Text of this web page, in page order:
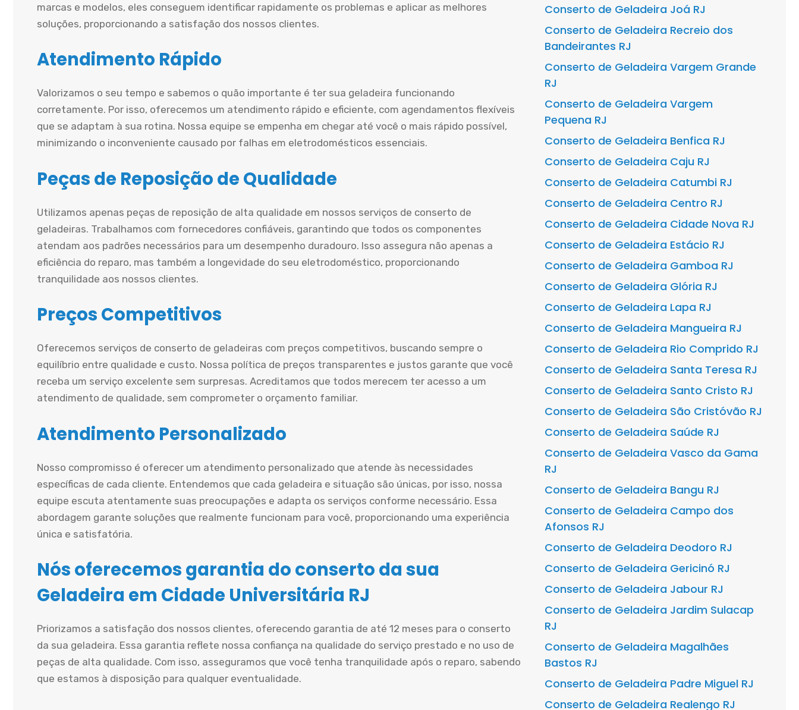
marcas e modelos, eles conseguem identificar rapidamente os problemas e aplicar as melhores
soluções, proporcionando a satisfação dos nossos clientes.
Atendimento Rápido
Valorizamos o seu tempo e sabemos o quão importante é ter sua geladeira funcionando
corretamente. Por isso, oferecemos um atendimento rápido e eficiente, com agendamentos flexíveis
que se adaptam à sua rotina. Nossa equipe se empenha em chegar até você o mais rápido possível,
minimizando o inconveniente causado por falhas em eletrodomésticos essenciais.
Peças de Reposição de Qualidade
Utilizamos apenas peças de reposição de alta qualidade em nossos serviços de conserto de
geladeiras. Trabalhamos com fornecedores confiáveis, garantindo que todos os componentes
atendam aos padrões necessários para um desempenho duradouro. Isso assegura não apenas a
eficiência do reparo, mas também a longevidade do seu eletrodoméstico, proporcionando
tranquilidade aos nossos clientes.
Preços Competitivos
Oferecemos serviços de conserto de geladeiras com preços competitivos, buscando sempre o
equilíbrio entre qualidade e custo. Nossa política de preços transparentes e justos garante que você
receba um serviço excelente sem surpresas. Acreditamos que todos merecem ter acesso a um
atendimento de qualidade, sem comprometer o orçamento familiar.
Atendimento Personalizado
Nosso compromisso é oferecer um atendimento personalizado que atende às necessidades
específicas de cada cliente. Entendemos que cada geladeira e situação são únicas, por isso, nossa
equipe escuta atentamente suas preocupações e adapta os serviços conforme necessário. Essa
abordagem garante soluções que realmente funcionam para você, proporcionando uma experiência
única e satisfatória.
Nós oferecemos garantia do conserto da sua
Geladeira em Cidade Universitária RJ
Priorizamos a satisfação dos nossos clientes, oferecendo garantia de até 12 meses para o conserto
da sua geladeira. Essa garantia reflete nossa confiança na qualidade do serviço prestado e no uso de
peças de alta qualidade. Com isso, asseguramos que você tenha tranquilidade após o reparo, sabendo
que estamos à disposição para qualquer eventualidade.
Conserto de Geladeira Joá RJ
Conserto de Geladeira Recreio dos
Bandeirantes RJ
Conserto de Geladeira Vargem Grande
RJ
Conserto de Geladeira Vargem
Pequena RJ
Conserto de Geladeira Benfica RJ
Conserto de Geladeira Caju RJ
Conserto de Geladeira Catumbi RJ
Conserto de Geladeira Centro RJ
Conserto de Geladeira Cidade Nova RJ
Conserto de Geladeira Estácio RJ
Conserto de Geladeira Gamboa RJ
Conserto de Geladeira Glória RJ
Conserto de Geladeira Lapa RJ
Conserto de Geladeira Mangueira RJ
Conserto de Geladeira Rio Comprido RJ
Conserto de Geladeira Santa Teresa RJ
Conserto de Geladeira Santo Cristo RJ
Conserto de Geladeira São Cristóvão RJ
Conserto de Geladeira Saúde RJ
Conserto de Geladeira Vasco da Gama
RJ
Conserto de Geladeira Bangu RJ
Conserto de Geladeira Campo dos
Afonsos RJ
Conserto de Geladeira Deodoro RJ
Conserto de Geladeira Gericinó RJ
Conserto de Geladeira Jabour RJ
Conserto de Geladeira Jardim Sulacap
RJ
Conserto de Geladeira Magalhães
Bastos RJ
Conserto de Geladeira Padre Miguel RJ
Conserto de Geladeira Realengo RJ